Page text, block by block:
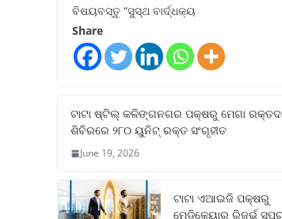
ବିଷୟବସ୍ତୁ “ସୁସ୍ଥ ବାର୍ଦ୍ଧକ୍ୟ
Share
ଟାଟା ଷ୍ଟିଲ୍‌ କଳିଙ୍ଗନଗର ପକ୍ଷରୁ ମେଗା
ଶିବିରରେ ୨୮୦ ୟୁନିଟ୍‌ ରକ୍ତ ସଂଗୃହୀତ
June 19, 2026
ଟାଟା ଏଆଇଜି ପକ୍ଷରୁ
ମେଡିକେୟାର ରିଜର୍ଭ